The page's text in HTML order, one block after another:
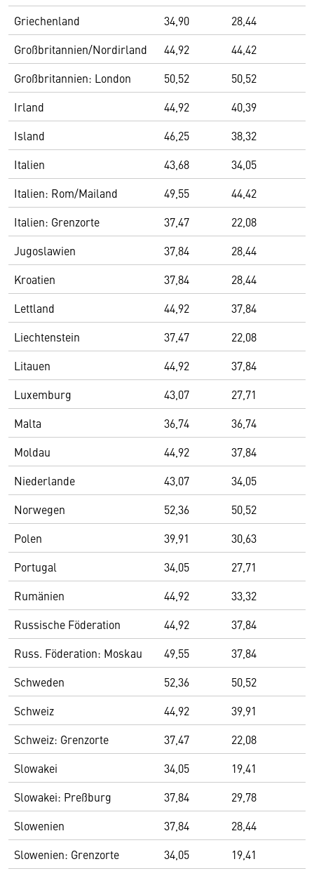
Griechenland 34,90
28,44
Großbritannien/Nordirland
44,92
44,42
Großbritannien: London
50,52
50,52
Irland
44,92
40,39
Island
46,25
38,32
Italien
43,68
34,05
Italien: Rom/Mailand
49,55
44,42
Italien: Grenzorte
37,47
22,08
Jugoslawien
37,84
28,44
Kroatien
37,84
28,44
Lettland
44,92
37,84
Liechtenstein
37,47
22,08
Litauen
44,92
37,84
Luxemburg
43,07
27,71
Malta
36,74
36,74
Moldau
44,92
37,84
Niederlande
43,07
34,05
Norwegen
52,36
50,52
Polen
39,91
30,63
Portugal
34,05
27,71
Rumänien
44,92
33,32
Russische Föderation
44,92
37,84
Russ. Föderation: Moskau
49,55
37,84
Schweden
52,36
50,52
Schweiz
44,92
39,91
Schweiz: Grenzorte
37,47
22,08
Slowakei
34,05
19,41
Slowakei: Preßburg
37,84
29,78
Slowenien
37,84
28,44
Slowenien: Grenzorte
34,05
19,41